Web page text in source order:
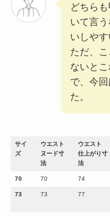
どちら
いて言
いしやす
ただ、
ないと
で、今
た。
サイ
ズ
ウエスト
ヌード寸
法
ウエスト
仕上がり寸
法
70 70 74
73 73 77